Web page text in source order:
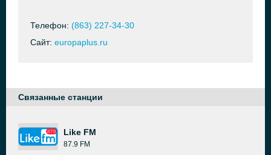
Телефон: (863) 227-34-30
Сайт: europaplus.ru
Связанные станции
Like FM
87.9 FM